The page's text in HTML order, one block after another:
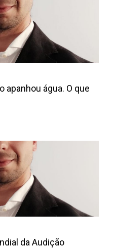
apanhou água. O que
da Audição